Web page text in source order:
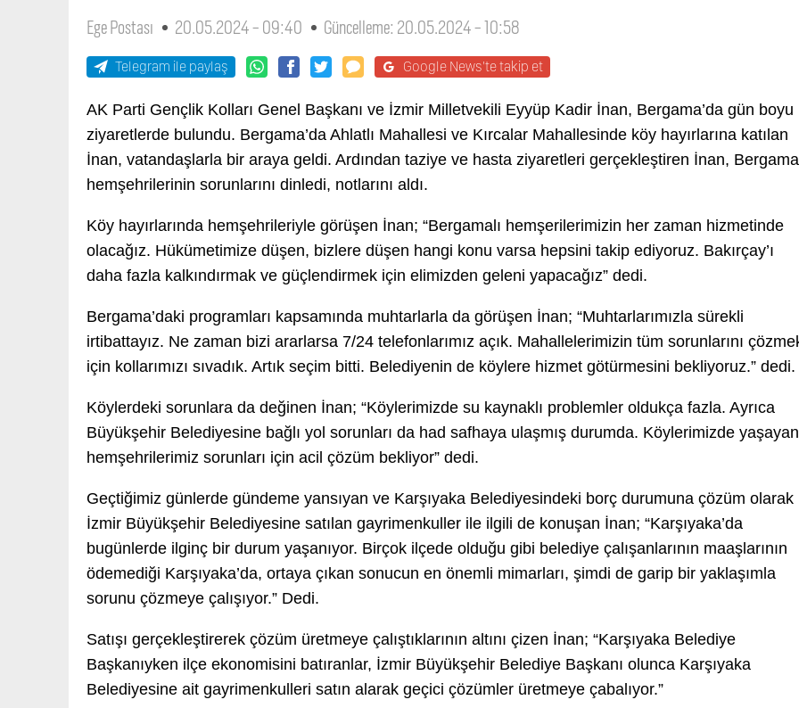
Ege Postası 20.05.2024 - 09:40 Güncelleme: 20.05.2024 - 10:58
Telegram ile paylaş Google News'te takip et
AK Parti Gençlik Kolları Genel Başkanı ve İzmir Milletvekili Eyyüp Kadir İnan, Bergama’da gün boyu
ziyaretlerde bulundu. Bergama’da Ahlatlı Mahallesi ve Kırcalar Mahallesinde köy hayırlarına katılan
İnan, vatandaşlarla bir araya geldi. Ardından taziye ve hasta ziyaretleri gerçekleştiren İnan,
hemşehrilerinin sorunlarını dinledi, notlarını aldı.
Köy hayırlarında hemşehrileriyle görüşen İnan; “Bergamalı hemşerilerimizin her zaman hizmetinde
olacağız. Hükümetimize düşen, bizlere düşen hangi konu varsa hepsini takip ediyoruz. Bakırçay’ı
daha fazla kalkındırmak ve güçlendirmek için elimizden geleni yapacağız” dedi.
Bergama’daki programları kapsamında muhtarlarla da görüşen İnan; “Muhtarlarımızla sürekli
irtibattayız. Ne zaman bizi ararlarsa 7/24 telefonlarımız açık. Mahallelerimizin tüm sorunlarını
için kollarımızı sıvadık. Artık seçim bitti. Belediyenin de köylere hizmet götürmesini bekliyoruz.” dedi.
Köylerdeki sorunlara da değinen İnan; “Köylerimizde su kaynaklı problemler oldukça fazla. Ayrıca
Büyükşehir Belediyesine bağlı yol sorunları da had safhaya ulaşmış durumda. Köylerimizde yaşayan
hemşehrilerimiz sorunları için acil çözüm bekliyor” dedi.
Geçtiğimiz günlerde gündeme yansıyan ve Karşıyaka Belediyesindeki borç durumuna çözüm olarak
İzmir Büyükşehir Belediyesine satılan gayrimenkuller ile ilgili de konuşan İnan; “Karşıyaka’da
bugünlerde ilginç bir durum yaşanıyor. Birçok ilçede olduğu gibi belediye çalışanlarının maaşlarının
ödemediği Karşıyaka’da, ortaya çıkan sonucun en önemli mimarları, şimdi de garip bir yaklaşımla
sorunu çözmeye çalışıyor.” Dedi.
Satışı gerçekleştirerek çözüm üretmeye çalıştıklarının altını çizen İnan; “Karşıyaka Belediye
Başkanıyken ilçe ekonomisini batıranlar, İzmir Büyükşehir Belediye Başkanı olunca Karşıyaka
Belediyesine ait gayrimenkulleri satın alarak geçici çözümler üretmeye çabalıyor.”